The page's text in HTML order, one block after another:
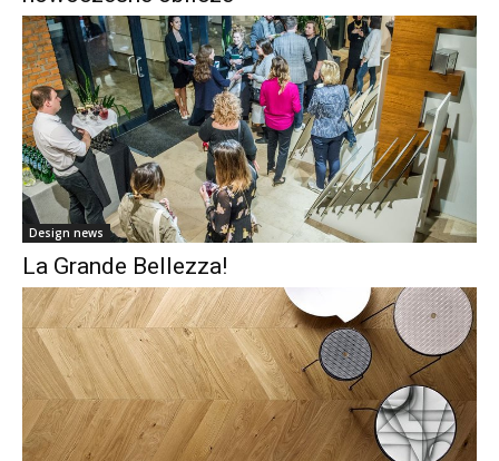
Design news
La Grande Bellezza!